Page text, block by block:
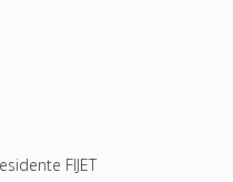
FIJET